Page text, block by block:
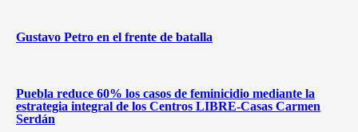
Gustavo Petro en el frente de batalla
Puebla reduce 60% los casos de feminicidio mediante la
estrategia integral de los Centros LIBRE-Casas Carmen
Serdán